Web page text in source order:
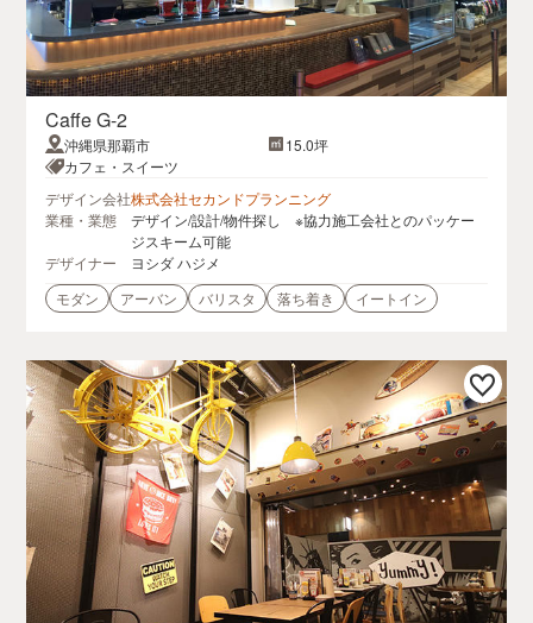
Caffe G-2
沖縄県那覇市
15.0坪
カフェ・スイーツ
デザイン会社株式会社セカンドプランニング
業種・業態
デザイン/設計/物件探し ※協力施工会社とのパッケー
ジスキーム可能
デザイナー
ヨシダ ハジメ
モダン
アーバン バリスタ 落ち着き イートイン